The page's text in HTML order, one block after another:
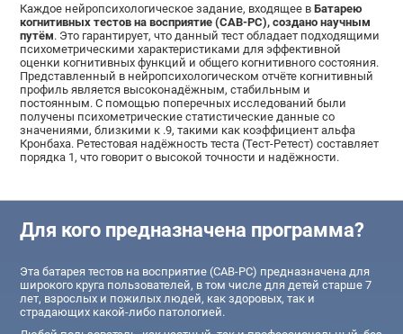
Каждое нейропсихологическое задание, входящее вБатарею
когнитивных тестов на восприятие (CAB-PC), создано научным
путём. Это гарантирует, что данный тест обладает подходящими
психометрическими характеристиками для эффективной
оценки когнитивных функций и общего когнитивного состояния.
Представленный в нейропсихологическом отчёте когнитивный
профиль является высоконадёжным, стабильным и
постоянным. С помощью поперечных исследований были
получены психометрические статистические данные со
значениями, близкими к .9, такими как коэффициент альфа
Кронбаха. Ретестовая надёжность теста (Тест-Ретест) составляет
порядка 1, что говорит о высокой точности и надёжности.
Для кого предназначена программа?
Эта батарея тестов на восприятие (CAB-PC) предназначена для
широкого круга пользователей, в том числе для детей старше 7
лет, взрослых и пожилых людей, как здоровых, так и
страдающих какой-либо патологией.